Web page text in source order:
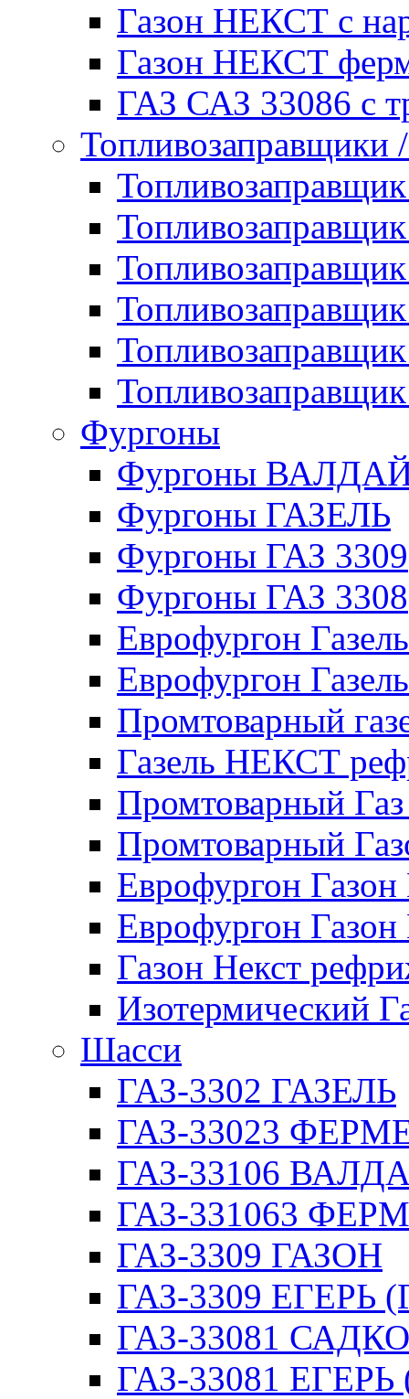
Газон НЕКСТ с
Газон НЕКСТ
ГАЗ САЗ 33086 с
Топливозаправщики
Фургоны
Фургоны
Фургоны ГАЗЕЛЬ
Фургоны ГАЗ 3309
Фургоны ГАЗ 3308
Еврофургон
Еврофургон
Промтоварный
Газель НЕКСТ
Промтоварный
Промтоварный
Еврофургон
Еврофургон
Газон Некст
Изотермический
Шасси
ГАЗ-3302 ГАЗЕЛЬ
ГАЗ-33023
ГАЗ-33106
ГАЗ-331063
ГАЗ-3309 ГАЗОН
ГАЗ-3309 ЕГЕРЬ
ГАЗ-33081 САДКО
ГАЗ-33081 ЕГЕРЬ